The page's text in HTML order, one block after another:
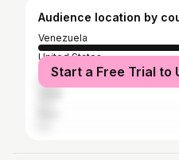
Audience location by
Venezuela
United States
Colombia
Start a Free Trial to